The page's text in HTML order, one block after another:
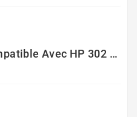
Pack Compatible Avec HP 302 XL Noir Et Couleur - SANS NIVEAU ENCRE